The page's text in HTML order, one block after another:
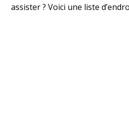
assister ? Voici une liste